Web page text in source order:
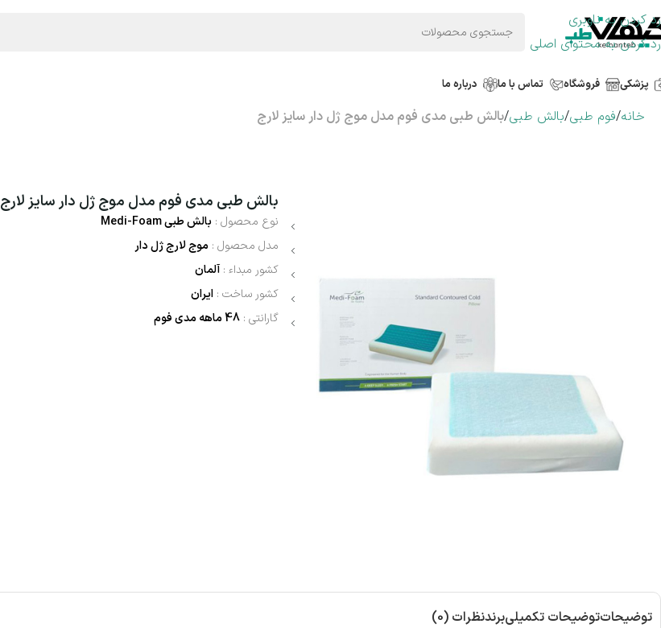
رد کردن به ناوبری
رد کردن به محتوای اصلی
پزشکی فروشگاه تماس با ما درباره ما
خانه/فوم طبی/بالش طبی/بالش طبی مدی فوم مدل موج ژل دار سایز لارج
بالش طبی مدی فوم مدل موج ژل دار سایز لارج
نوع محصول : بالش طبی
مدل محصول : موج لارج ژل دار
کشور مبداء : آلمان
کشور ساخت : ایران
گارانتی : 48ماهه مدی فوم
توضیحاتتوضیحات تکمیلیبرندنظرات (0)